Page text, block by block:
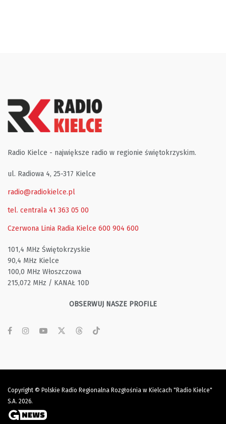
Radio Kielce - największe radio w regionie świętokrzyskim.
ul. Radiowa 4, 25-317 Kielce
radio@radiokielce.pl
tel. centrala 41 363 05 00
Czerwona Linia Radia Kielce 600 904 600
101,4 MHz Świętokrzyskie
90,4 MHz Kielce
100,0 MHz Włoszczowa
215,072 MHz / KANAŁ 10D
OBSERWUJ NASZE PROFILE
Copyright © Polskie Radio Regionalna Rozgłośnia w Kielcach "Radio Kielce"
S.A. 2026.